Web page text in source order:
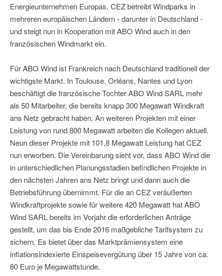
Energieunternehmen Europas. CEZ betreibt Windparks in
mehreren europäischen Ländern - darunter in Deutschland -
und steigt nun in Kooperation mit ABO Wind auch in den
französischen Windmarkt ein.
Für ABO Wind ist Frankreich nach Deutschland traditionell der
wichtigste Markt. In Toulouse, Orléans, Nantes und Lyon
beschäftigt die französische Tochter ABO Wind SARL mehr
als 50 Mitarbeiter, die bereits knapp 300 Megawatt Windkraft
ans Netz gebracht haben. An weiteren Projekten mit einer
Leistung von rund 800 Megawatt arbeiten die Kollegen aktuell.
Neun dieser Projekte mit 101,8 Megawatt Leistung hat CEZ
nun erworben. Die Vereinbarung sieht vor, dass ABO Wind die
in unterschiedlichen Planungsstadien befindlichen Projekte in
den nächsten Jahren ans Netz bringt und dann auch die
Betriebsführung übernimmt. Für die an CEZ veräußerten
Windkraftprojekte sowie für weitere 420 Megawatt hat ABO
Wind SARL bereits im Vorjahr die erforderlichen Anträge
gestellt, um das bis Ende 2016 maßgebliche Tarifsystem zu
sichern. Es bietet über das Marktprämiensystem eine
inflationsindexierte Einspeisevergütung über 15 Jahre von ca.
80 Euro je Megawattstunde.